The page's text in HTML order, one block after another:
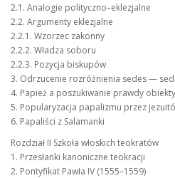
2.1. Analogie polityczno–eklezjalne
2.2. Argumenty eklezjalne
2.2.1. Wzorzec zakonny
2.2.2. Władza soboru
2.2.3. Pozycja biskupów
3. Odrzucenie rozróżnienia sedes —
4. Papież a poszukiwanie prawdy
5. Popularyzacja papalizmu przez
6. Papaliści z Salamanki
Rozdział II Szkoła włoskich teokratów
1. Przesłanki kanoniczne teokracji
2. Pontyfikat Pawła IV (1555–1559)